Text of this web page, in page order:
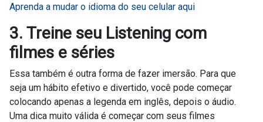
Aprenda a mudar o idioma do seu celular aqui
3. Treine seu Listening com
filmes e séries
Essa também é outra forma de fazer imersão. Para que
seja um hábito efetivo e divertido, você pode começar
colocando apenas a legenda em inglês, depois o áudio.
Uma dica muito válida é começar com seus filmes